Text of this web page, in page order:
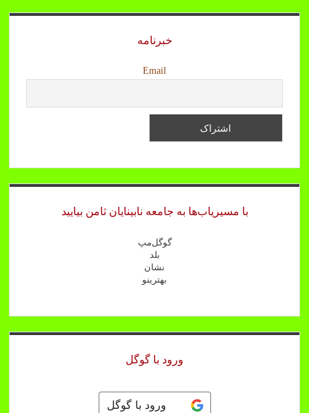
خبرنامه
Email
با مسیریاب‌ها به جامعه نابینایان ثامن بیایید
گوگل‌مپ
بلد
نشان
بهترینو
ورود با گوگل
ورود با گوگل